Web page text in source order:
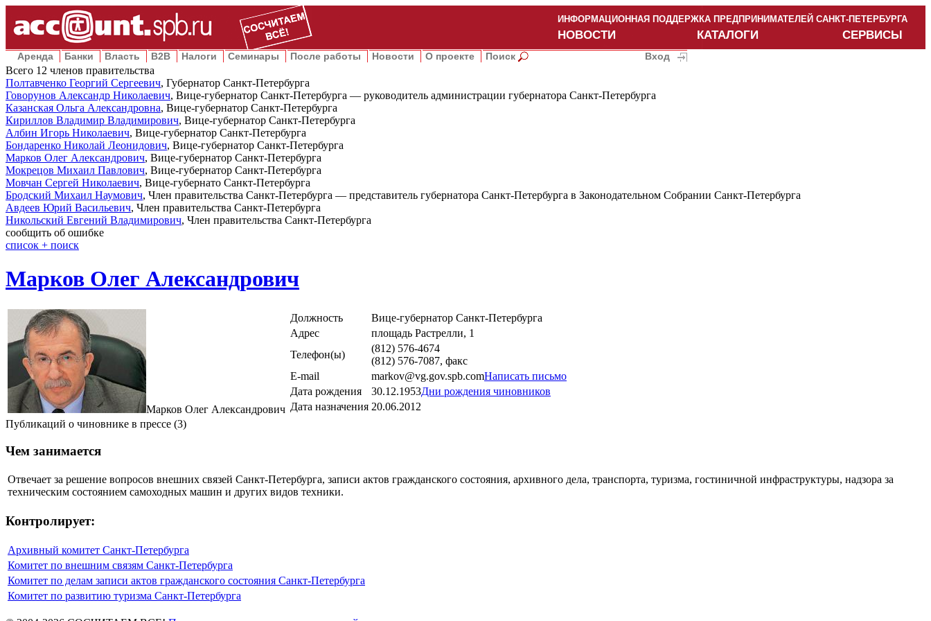
ИНФОРМАЦИОННАЯ ПОДДЕРЖКА ПРЕДПРИНИМАТЕЛЕЙ САНКТ-ПЕТЕРБУРГА
НОВОСТИ КАТАЛОГИ СЕРВИСЫ
Аренда Банки Власть B2B Налоги Семинары После работы Новости О проекте Поиск Вход
Всего 12 членов правительства
Полтавченко Георгий Сергеевич, Губернатор Санкт-Петербурга
Говорунов Александр Николаевич, Вице-губернатор Санкт-Петербурга — руководитель администрации губернатора Санкт-Петербурга
Казанская Ольга Александровна, Вице-губернатор Санкт-Петербурга
Кириллов Владимир Владимирович, Вице-губернатор Санкт-Петербурга
Албин Игорь Николаевич, Вице-губернатор Санкт-Петербурга
Бондаренко Николай Леонидович, Вице-губернатор Санкт-Петербурга
Марков Олег Александрович, Вице-губернатор Санкт-Петербурга
Мокрецов Михаил Павлович, Вице-губернатор Санкт-Петербурга
Мовчан Сергей Николаевич, Вице-губернато Санкт-Петербурга
Бродский Михаил Наумович, Член правительства Санкт-Петербурга — представитель губернатора Санкт-Петербурга в Законодательном Собрании Санкт-Петербурга
Авдеев Юрий Васильевич, Член правительства Санкт-Петербурга
Никольский Евгений Владимирович, Член правительства Санкт-Петербурга
сообщить об ошибке
cписок + поиск
Марков Олег Александрович
Марков Олег Александрович
Должность
Вице-губернатор Санкт-Петербурга
Адрес
площадь Растрелли, 1
Телефон(ы)
(812) 576-4674
(812) 576-7087, факс
E-mail
markov@vg.gov.spb.comНаписать письмо
Дата рождения
30.12.1953Дни рождения чиновников
Дата назначения 20.06.2012
Публикаций о чиновнике в прессе (3)
Чем занимается
Отвечает за решение вопросов внешних связей Санкт-Петербурга, записи актов гражданского состояния, архивного дела, транспорта, туризма, гостиничной инфраструктуры, надзора за
техническим состоянием самоходных машин и других видов техники.
Контролирует:
Архивный комитет Санкт-Петербурга
Комитет по внешним связям Санкт-Петербурга
Комитет по делам записи актов гражданского состояния Санкт-Петербурга
Комитет по развитию туризма Санкт-Петербурга